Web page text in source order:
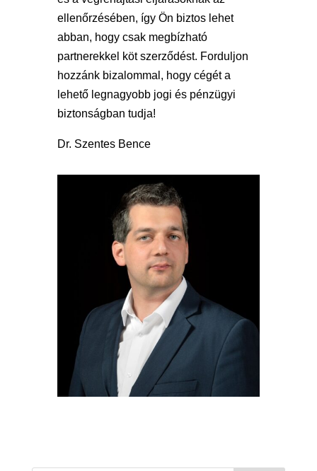
ellenőrzésében, így Ön biztos lehet
abban, hogy csak megbízható
partnerekkel köt szerződést. Forduljon
hozzánk bizalommal, hogy cégét a
lehető legnagyobb jogi és pénzügyi
biztonságban tudja!
Dr. Szentes Bence